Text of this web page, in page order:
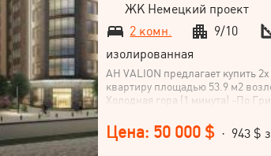
ЖК Немецкий проект
2 комн.
9/10
изолированная
АН VALION предлагает купить
квартиру площадью 53.9 м2
Холодная гора (1 минута) -По
планировка. -Рядом с домом ТРЦ
АТБ, рынок, аптеки, магазины,
-Дом сдан. -Звоните,
Цена: 50 000 $ · 943 $